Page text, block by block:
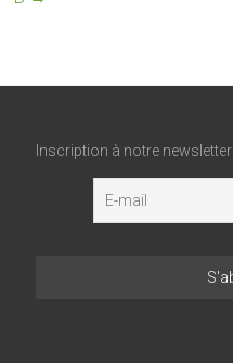
Inscription à notre newsletter